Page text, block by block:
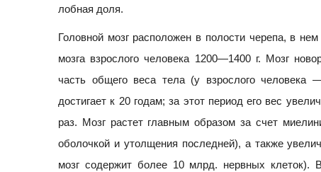
лобная доля.
Головной мозг расположен в полости черепа, в
мозга взрослого человека 1200—1400 г. Мозг
часть общего веса тела (у взрослого человека
достигает к 20 годам; за этот период его вес
раз. Мозг растет главным образом за счет
оболочкой и утолщения последней), а также
мозг содержит более 10 млрд. нервных клеток).